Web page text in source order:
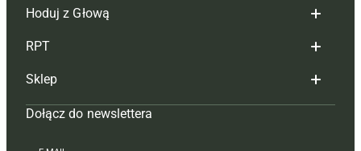
Redakcja
Reklama
Tagi
Mapa serwisu
Kontakt
Hoduj z Głową
Hoduj z głową bydło
Hoduj z głową świnie
Prenumerata
RPT
Redakcja
Prenumerata
Sklep
Czasopisma i prenumerata
Dołącz do newslettera